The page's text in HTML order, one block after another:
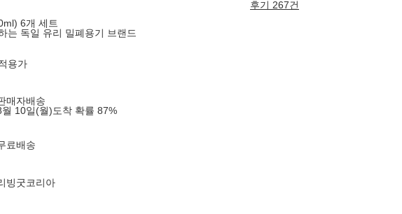
후기 267건
6개 세트
는 독일 유리 밀폐용기 브랜드
용가
매자배송
월 10일(월)도착 확률 87%
료배송
빙굿코리아